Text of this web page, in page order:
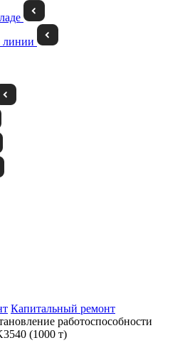
линии
Капитальный ремонт
работоспособности
(1000 т)